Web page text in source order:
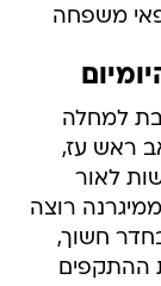
משפחה
למחלה
ראש עז,
לאור
רוצה
חשוך,
ההתקפים